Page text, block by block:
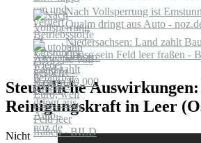
Nach Vollsperrung ist
Qualm dringt aus Auto -
Niedersachsen: Land zahlt
Gänse sein Feld leer fraßen -
Steuerliche
Reinigungskraft in Leer
Nicht